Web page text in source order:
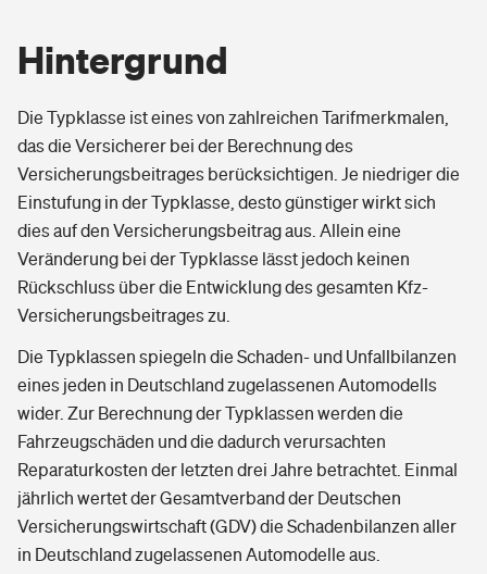
Hintergrund
Die Typklasse ist eines von zahlreichen Tarifmerkmalen,
das die Versicherer bei der Berechnung des
Versicherungsbeitrages berücksichtigen. Je niedriger die
Einstufung in der Typklasse, desto günstiger wirkt sich
dies auf den Versicherungsbeitrag aus. Allein eine
Veränderung bei der Typklasse lässt jedoch keinen
Rückschluss über die Entwicklung des gesamten Kfz-
Versicherungsbeitrages zu.
Die Typklassen spiegeln die Schaden- und Unfallbilanzen
eines jeden in Deutschland zugelassenen Automodells
wider. Zur Berechnung der Typklassen werden die
Fahrzeugschäden und die dadurch verursachten
Reparaturkosten der letzten drei Jahre betrachtet. Einmal
jährlich wertet der Gesamtverband der Deutschen
Versicherungswirtschaft (GDV) die Schadenbilanzen aller
in Deutschland zugelassenen Automodelle aus.